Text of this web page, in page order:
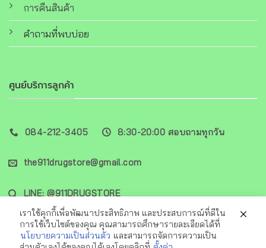
การคืนสินค้า
คำถามที่พบบ่อย
ศูนย์บริการลูกค้า
084-212-3405 8:30-20:00 สอบถามทุกวัน
the911drugstore@gmail.com
LINE: @911DRUGSTORE
เราใช้คุกกี้เพื่อพัฒนาประสิทธิภาพ และประสบการณ์ที่ดีใน
การใช้เว็บไซต์ของคุณ คุณสามารถศึกษารายละเอียดได้ที่
นโยบายความเป็นส่วนตัว และสามารถจัดการความเป็น